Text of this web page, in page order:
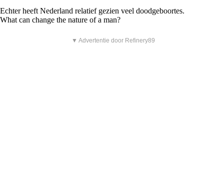
Echter heeft Nederland relatief gezien veel doodgeboortes.
What can change the nature of a man?
▼ Advertentie door Refinery89